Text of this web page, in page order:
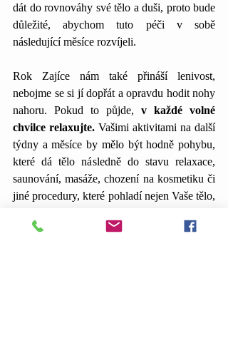
dát do rovnováhy své tělo a duši, proto bude
důležité, abychom tuto péči v sobě
následující měsíce rozvíjeli.
Rok Zajíce nám také přináší lenivost,
nebojme se si jí dopřát a opravdu hodit nohy
nahoru. Pokud to půjde, v každé volné
chvilce relaxujte. Vašimi aktivitami na další
týdny a měsíce by mělo být hodně pohybu,
které dá tělo následně do stavu relaxace,
saunování, masáže, chození na kosmetiku či
jiné procedury, které pohladí nejen Vaše tělo,